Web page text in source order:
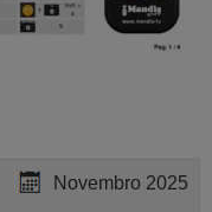
Novembro 2025